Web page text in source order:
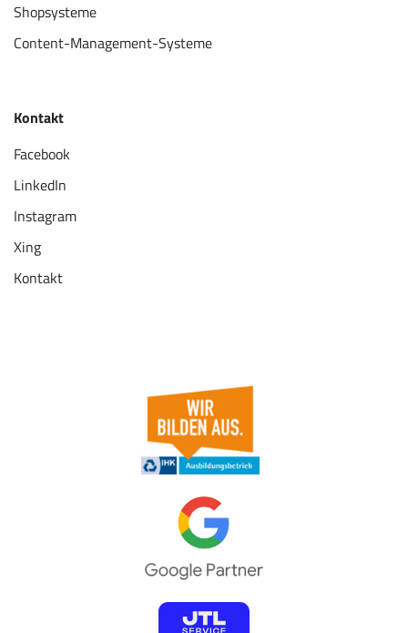
Shopsysteme
Content-Management-Systeme
Kontakt
Facebook
LinkedIn
Instagram
Xing
Kontakt